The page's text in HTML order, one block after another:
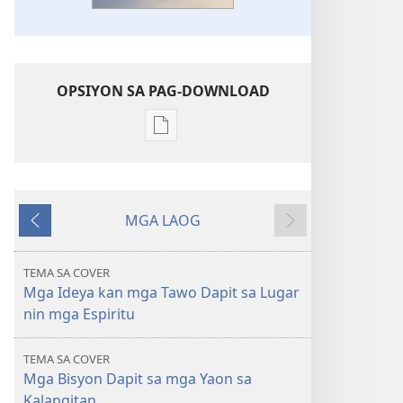
OPSIYON SA PAG-DOWNLOAD
Mga
download
Nagtataong
Bisyon
Dapit
Bumalik
MGA LAOG
Sunod
TEMA SA COVER
Mga Ideya kan mga Tawo Dapit sa Lugar
nin mga Espiritu
TEMA SA COVER
Mga Bisyon Dapit sa mga Yaon sa